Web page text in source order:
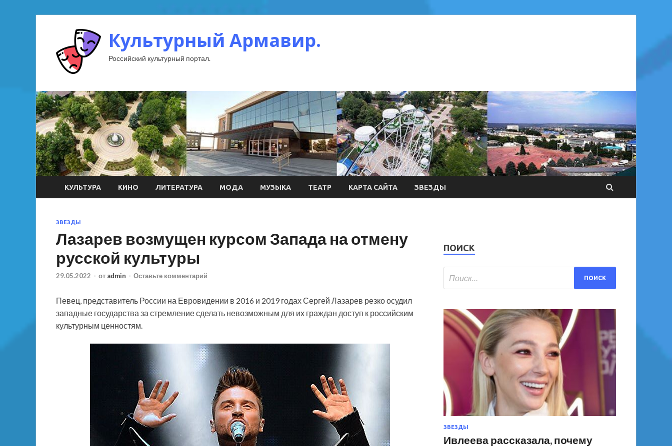
Культурный Армавир.
Российский культурный портал.
КУЛЬТУРА КИНО ЛИТЕРАТУРА МОДА МУЗЫКА ТЕАТР КАРТА САЙТА ЗВЕЗДЫ
ЗВЕЗДЫ
Лазарев возмущен курсом Запада на отмену
русской культуры
29.05.2022 - от admin - Оставьте комментарий
Певец, представитель России на Евровидении в 2016 и 2019 годах Сергей Лазарев резко осудил
западные государства за стремление сделать невозможным для их граждан доступ к российским
культурным ценностям.
ПОИСК
ЗВЕЗДЫ
Ивлеева рассказала, почему